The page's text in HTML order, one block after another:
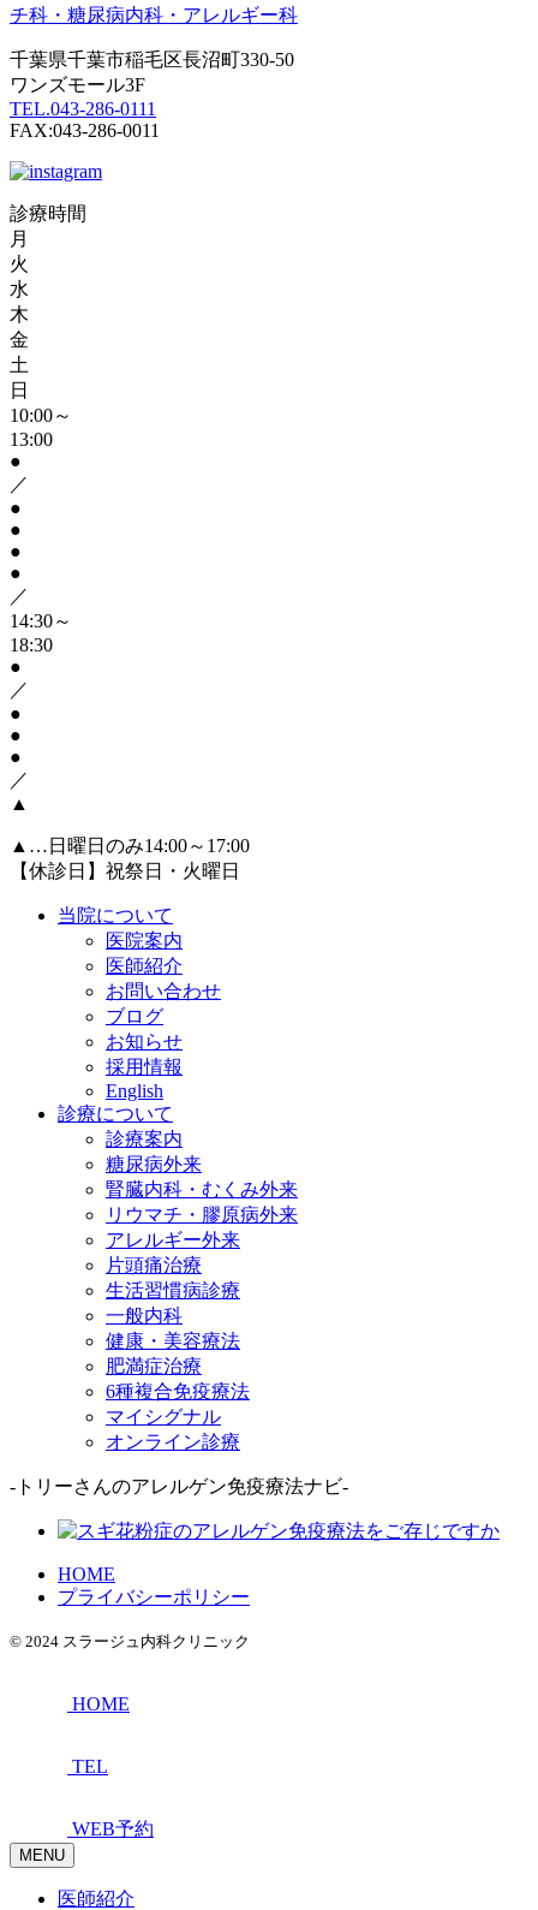
千葉県千葉市稲毛区長沼町330-50
ワンズモール3F
TEL.043-286-0111
FAX:043-286-0011
診療時間
月
火
水
木
金
土
日
10:00～
13:00
●
／
●
●
●
●
／
14:30～
18:30
●
／
●
●
●
／
▲
▲ …日曜日のみ14:00～17:00
【休診日】祝祭日・火曜日
当院について
医院案内
医師紹介
お問い合わせ
ブログ
お知らせ
採用情報
English
診療について
診療案内
糖尿病外来
腎臓内科・むくみ外来
リウマチ・膠原病外来
アレルギー外来
片頭痛治療
生活習慣病診療
一般内科
健康・美容療法
肥満症治療
6種複合免疫療法
マイシグナル
オンライン診療
-トリーさんのアレルゲン免疫療法ナビ-
HOME
プライバシーポリシー
© 2024 スラージュ内科クリニック
HOME
TEL
WEB予約
MENU
医師紹介